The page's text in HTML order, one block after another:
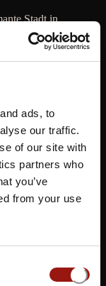
ads, to
our traffic.
of our site with
partners who
you’ve
from your use
Stadt in
und
Genuss und
dieser
erstklassiges
Künstlern, die
Erlebnis
Gastronomie
perfekt